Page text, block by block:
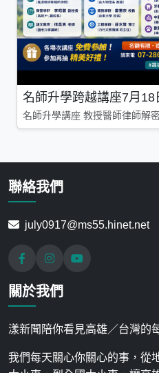
名師升學跨越講座7月
名師升學講座 教授醫師律師解
聯絡我們
july0917@ms55.hinet.net
關於我們
漾新聞陪你看見高雄／台灣的
我們每天關心你關心的事，從